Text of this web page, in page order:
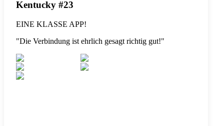
Kentucky #23
EINE KLASSE APP!
"Die Verbindung ist ehrlich gesagt richtig gut!"